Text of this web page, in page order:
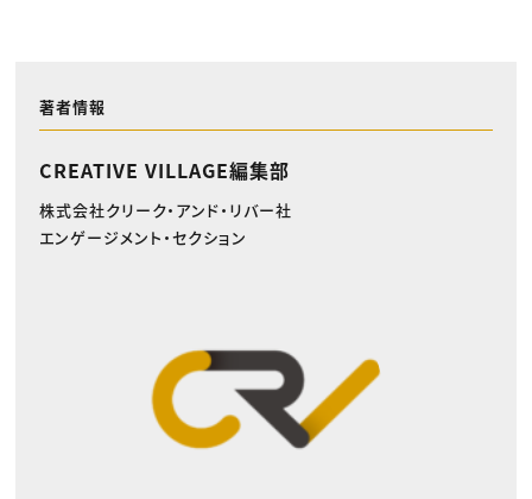
著者情報
CREATIVE VILLAGE編集部
株式会社クリーク・アンド・リバー社
エンゲージメント・セクション